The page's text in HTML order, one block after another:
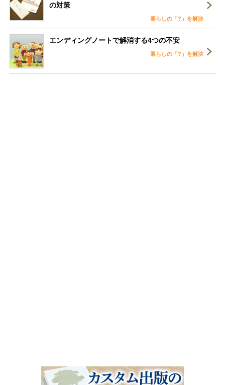
の対策
暮らしの「?」を解決
エンディングノートで解消する4つの不安
暮らしの「?」を解決